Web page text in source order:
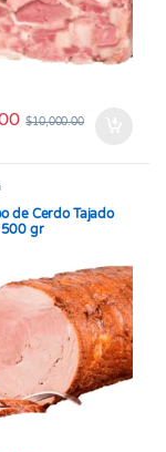
$10,000.00
de Cerdo Tajado
500 gr